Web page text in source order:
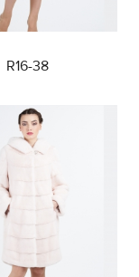
R16-38